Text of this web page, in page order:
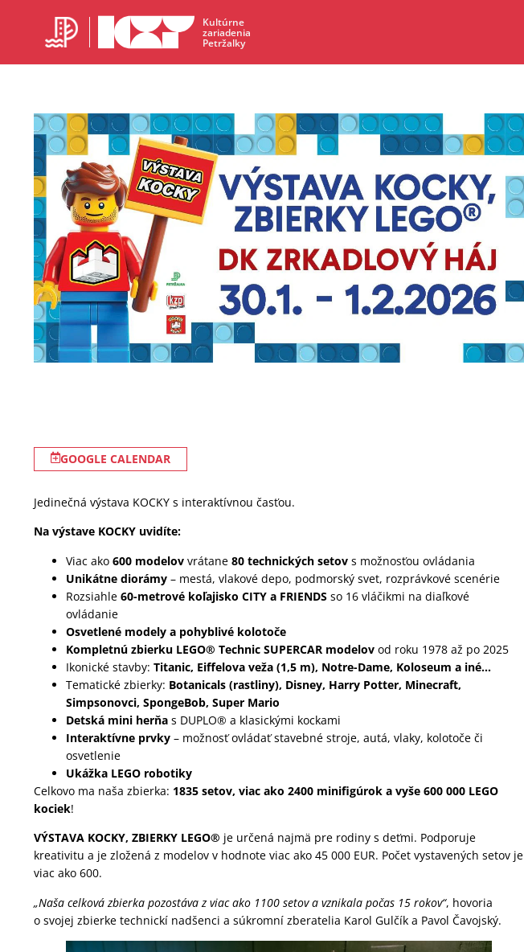
Kultúrne
zariadenia
Petržalky
GOOGLE CALENDAR
Jedinečná výstava KOCKY s interaktívnou časťou.
Na výstave KOCKY uvidíte:
Viac ako 600 modelov vrátane 80 technických setov s možnosťou ovládania
Unikátne diorámy – mestá, vlakové depo, podmorský svet, rozprávkové scenérie
Rozsiahle 60-metrové koľajisko CITY a FRIENDS so 16 vláčikmi na diaľkové
ovládanie
Osvetlené modely a pohyblivé kolotoče
Kompletnú zbierku LEGO® Technic SUPERCAR modelov od roku 1978 až po 2025
Ikonické stavby: Titanic, Eiffelova veža (1,5 m), Notre-Dame, Koloseum a iné…
Tematické zbierky: Botanicals (rastliny), Disney, Harry Potter, Minecraft,
Simpsonovci, SpongeBob, Super Mario
Detská mini herňa s DUPLO® a klasickými kockami
Interaktívne prvky – možnosť ovládať stavebné stroje, autá, vlaky, kolotoče či
osvetlenie
Ukážka LEGO robotiky
Celkovo ma naša zbierka: 1835 setov, viac ako 2400 minifigúrok a vyše 600 000 LEGO
kociek!
VÝSTAVA KOCKY, ZBIERKY LEGO® je určená najmä pre rodiny s deťmi. Podporuje
kreativitu a je zložená z modelov v hodnote viac ako 45 000 EUR. Počet vystavených setov je
viac ako 600.
„Naša celková zbierka pozostáva z viac ako 1100 setov a vznikala počas 15 rokov“, hovoria
o svojej zbierke technickí nadšenci a súkromní zberatelia Karol Gulčík a Pavol Čavojský.